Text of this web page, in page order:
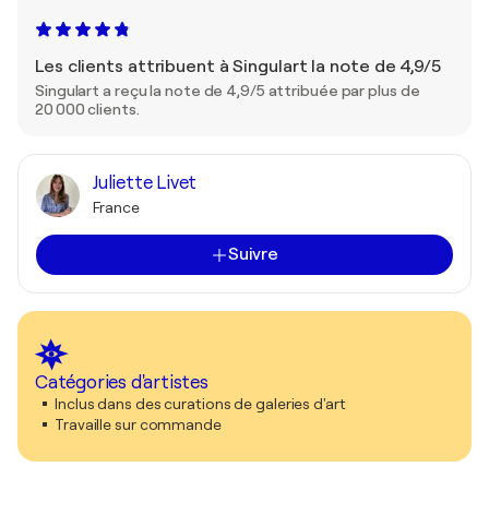
Les clients attribuent à Singulart la note de 4,9/5
Singulart a reçu la note de 4,9/5 attribuée par plus de
20 000 clients.
Juliette Livet
France
Suivre
Catégories d'artistes
Inclus dans des curations de galeries d'art
Travaille sur commande